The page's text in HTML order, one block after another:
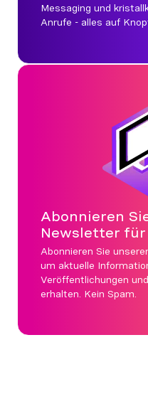
Messaging und
Anrufe - alles auf
Abonnieren
Newsletter
Abonnieren Sie
um aktuelle
Veröffentlichungen
erhalten. Kein Spam.